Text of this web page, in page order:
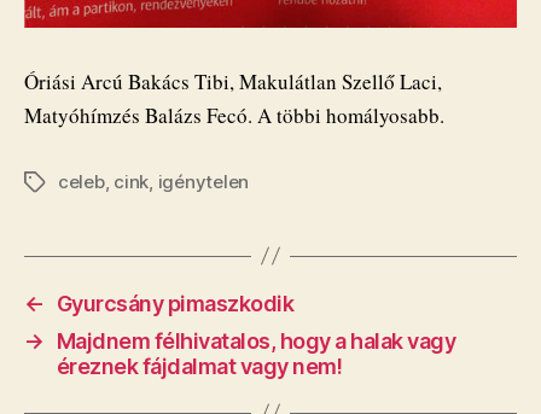
Óriási Arcú Bakács Tibi, Makulátlan Szellő Laci,
Matyóhímzés Balázs Fecó. A többi homályosabb.
Címkék
celeb, cink, igénytelen
←
Gyurcsány pimaszkodik
→
Majdnem félhivatalos, hogy a halak vagy
éreznek fájdalmat vagy nem!